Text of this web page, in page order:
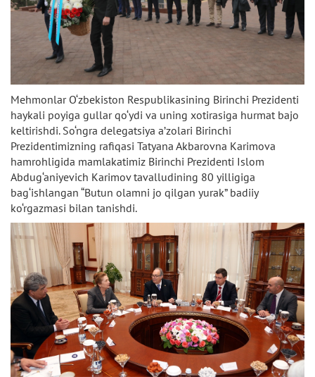
Mehmonlar O‘zbekiston Respublikasining Birinchi Prezidenti
haykali poyiga gullar qo‘ydi va uning xotirasiga hurmat bajo
keltirishdi. So‘ngra delegatsiya a’zolari Birinchi
Prezidentimizning rafiqasi Tatyana Akbarovna Karimova
hamrohligida mamlakatimiz Birinchi Prezidenti Islom
Abdug‘aniyevich Karimov tavalludining 80 yilligiga
bag‘ishlangan “Butun olamni jo qilgan yurak” badiiy
ko‘rgazmasi bilan tanishdi.